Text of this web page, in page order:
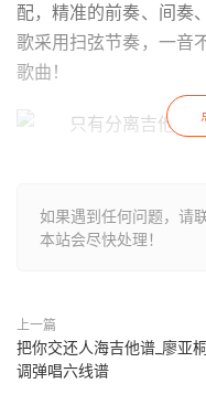
配，精准的前奏、间奏
歌采用扫弦节奏，一音
歌曲！
如果遇到任何问题，请
本站会尽快处理！
上一篇
把你交还人海吉他谱_廖亚
调弹唱六线谱